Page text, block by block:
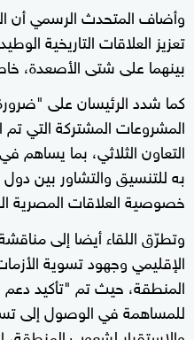
وأضاف المتحدث الرسمي أن
تعزيز العلاقات التاريخية
بينهما على شتى الأصعدة،
كما شدد الرئيسان على
المشروعات المشتركة التي تم
التعاون الثلاثي، بما يساهم
به للتنسيق والتشاور بين
خصوصية العلاقات المصرية
وتطرّق اللقاء أيضا إلى
الإقليمي وجهود تسوية
المنطقة، حيث تم "تأكيد
للمساهمة في الوصول إلى